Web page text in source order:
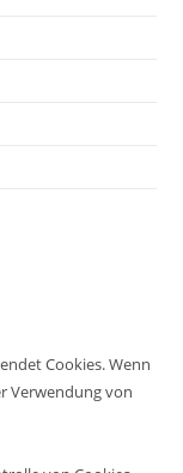
Cookies. Wenn
Verwendung von